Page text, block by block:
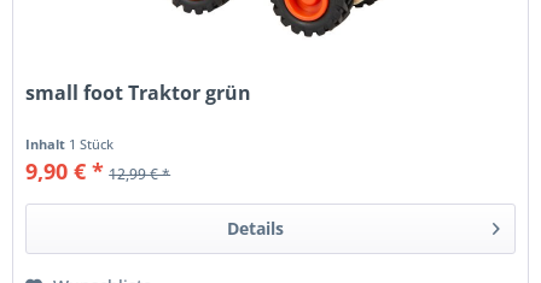
small foot Traktor grün
Inhalt 1 Stück
9,90 € * 12,99 € *
Details